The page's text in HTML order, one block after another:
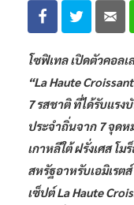
โซฟิเทล เปิดตัวคอล
“La Haute
7 รสชาติ ที่ได้รับแร
ประจำถิ่นจาก 7 จุด
เกาหลีใต้ ฝรั่งเศส โม
สหรัฐอาหรับเอมิเรต
เซ็ปต์ La Haute